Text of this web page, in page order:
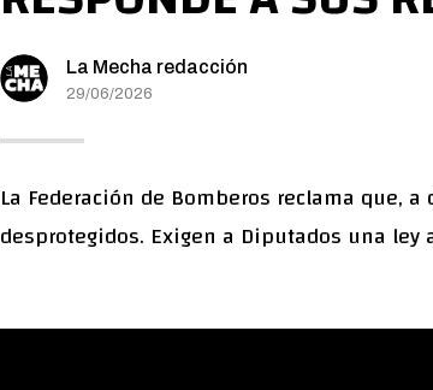
La Mecha redacción
29/06/2026
La Federación de Bomberos reclama que,
desprotegidos. Exigen a Diputados una ley